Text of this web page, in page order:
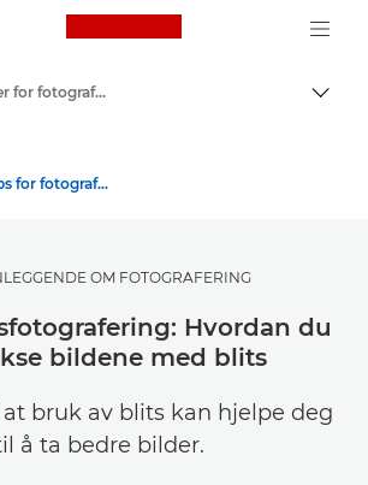
Canon Logo, back
Get Inspired | Tips for fotografering og utskrift og kjøpsveiledninger
Tips og teknikker for fotografering og utskrift
OM FOTOGRAFERING
Hvordan du
bildene med blits
bruk av blits kan hjelpe deg
å ta bedre bilder.